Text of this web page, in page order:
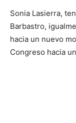
Sonia Lasierra,
Barbastro,
hacia un nuevo
Congreso hacia